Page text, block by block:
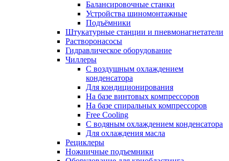
Балансировочные станки
Устройства шиномонтажные
Подъёмники
Штукатурные станции и пневмонагнетатели
Растворонасосы
Гидравлическое оборудование
Чиллеры
С воздушным охлаждением
конденсатора
Для кондиционирования
На базе винтовых компрессоров
На базе спиральных компрессоров
Free Cooling
С водяным охлаждением конденсатора
Для охлаждения масла
Рециклеры
Ножничные подъемники